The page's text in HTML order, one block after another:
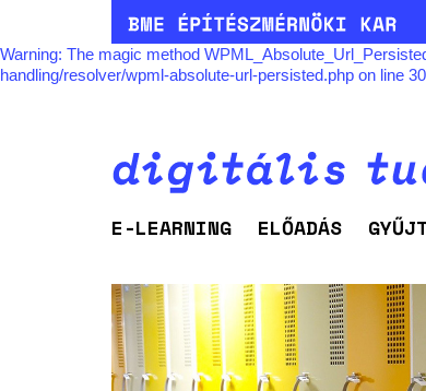
Warning: The magic method
handling/resolver/wpml-absolute-url-persisted.php on line 30
E-LEARNING
ELŐADÁS